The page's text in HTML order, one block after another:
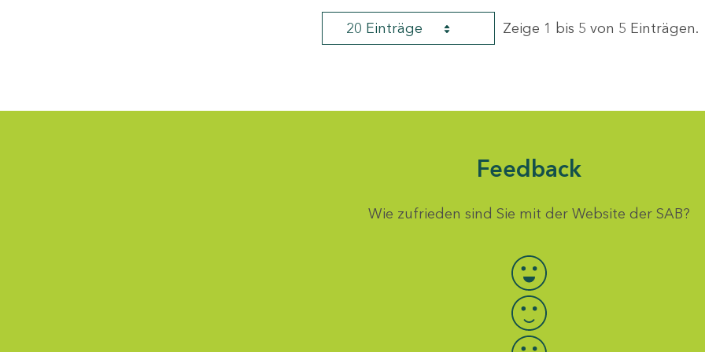
20 Einträge Zeige 1 bis 5 von 5 Einträgen.
Feedback
Wie zufrieden sind Sie mit der Website der SAB?
Bewertung auswählen